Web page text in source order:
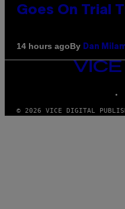
Goes On Trial
14 hours agoBy Dan
VICE
MEDIA
© 2026 VICE DIGITAL